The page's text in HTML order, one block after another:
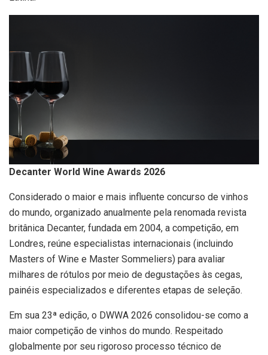
Decanter World Wine Awards 2026
Considerado o maior e mais influente concurso de vinhos
do mundo, organizado anualmente pela renomada revista
britânica Decanter, fundada em 2004, a competição, em
Londres, reúne especialistas internacionais (incluindo
Masters of Wine e Master Sommeliers) para avaliar
milhares de rótulos por meio de degustações às cegas,
painéis especializados e diferentes etapas de seleção.
Em sua 23ª edição, o DWWA 2026 consolidou-se como a
maior competição de vinhos do mundo. Respeitado
globalmente por seu rigoroso processo técnico de